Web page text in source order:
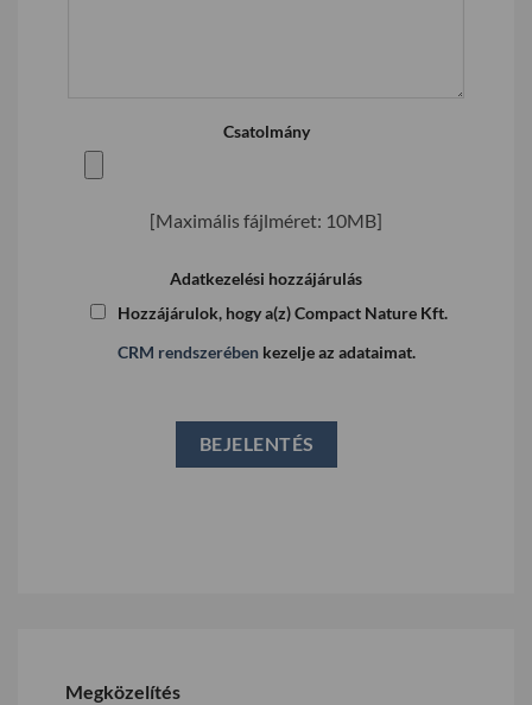
Csatolmány
[Maximális fájlméret: 10MB]
Adatkezelési hozzájárulás
Hozzájárulok, hogy a(z) Compact Nature Kft.
CRM rendszerében kezelje az adataimat.
Megközelítés